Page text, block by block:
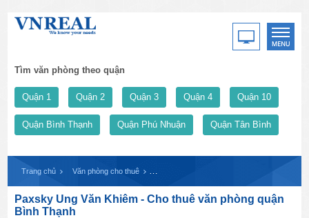
Tìm văn phòng theo quận
Quận 1 Quận 2 Quận 3 Quận 4 Quận 10
Quận Bình Thạnh Quận Phú Nhuận Quận Tân Bình
Trang chủ Văn phòng cho thuê
Paxsky Ung Văn Khiêm - Cho thuê văn phòng quận
Bình Thạnh